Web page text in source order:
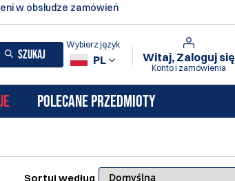
w obsłudze zamówień
SZUKAJ PL
Wybierz język
Witaj, Zaloguj się
Konto i zamówienia
POLECANE PRZEDMIOTY
Sortuj według